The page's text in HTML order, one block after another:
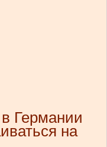
Германии
на